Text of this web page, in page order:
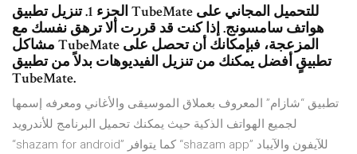
الجزء 1. تنزيل تطبيق TubeMate للتحميل المجاني على
هواتف سامسونج. إذا كنت قد قررت ألا ترهق نفسك مع
مشاكل TubeMate المزعجة، فبإمكانك أن تحصل على
تطبيقٍ أفضل يمكنك من تنزيل الفيديوهات بدلاً من تطبيق
TubeMate.
تطبيق “شازام” المعروف بعملاق الموسيقى والأغاني ومعرفه إسمها
لجميع الهواتف الذكية حيث يمكنك تحميل البرنامج للأندرويد
“shazam for android” كما يتوافر “shazam app” للآيفون والآيباد